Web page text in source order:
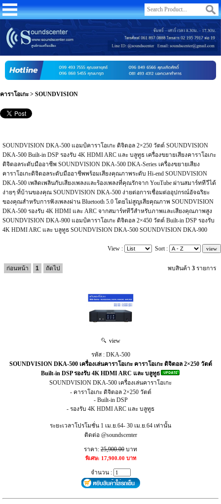
คาราโอเกะ > SOUNDVISION
SOUNDVISION DKA-500 แอมป์คาราโอเกะ ดิจิตอล 2×250 วัตต์ SOUNDVISION
DKA-500 Built-in DSP รองรับ 4K HDMI ARC และ บลูทูธ เครื่องขยายเสียงคาราโอเกะ
ดิจิตอลระดับมืออาชีพ SOUNDVISION DKA-500 DKA-Series เครื่องขยายเสียง
คาราโอเกะดิจิตอลระดับมืออาชีพพร้อมเสียงคุณภาพระดับ Hi-end SOUNDVISION
DKA-500 เพลิดเพลินกับเสียงเพลงและร้องเพลงที่คุณรักจาก YouTube ผ่านสมาร์ททีวีได้
ง่ายๆ ที่บ้านของคุณ SOUNDVISION DKA-500 ง่ายต่อการเชื่อมต่ออุปกรณ์อัจฉริยะ
ของคุณสำหรับการฟังเพลงผ่าน Bluetooth 5.0 โดยไม่สูญเสียคุณภาพ SOUNDVISION
DKA-500 รองรับ 4K HDMI และ ARC จากสมาร์ททีวีสำหรับภาพและเสียงคุณภาพสูง
SOUNDVISION DKA-900 แอมป์คาราโอเกะ ดิจิตอล 2×450 วัตต์ Built-in DSP รองรับ
4K HDMI ARC และ บลูทูธ SOUNDVISION DKA-500 SOUNDVISION DKA-900
View : Sort :
ก่อนหน้า 1 ถัดไป พบสินค้า 3 รายการ
view
รหัส : DKA-500
SOUNDVISION DKA-500 เครื่องเล่นคาราโอเกะ คาราโอเกะ ดิจิตอล 2×250 วัตต์
Built-in DSP รองรับ 4K HDMI ARC และ บลูทูธ
SOUNDVISION DKA-500 เครื่องเล่นคาราโอเกะ
- คาราโอเกะ ดิจิตอล 2×250 วัตต์
- Built-in DSP
- รองรับ 4K HDMI ARC และ บลูทูธ
ระยะเวลาโปรโมชั่น 1 เม.ย.64- 30 เม.ย.64 เท่านั้น
ติดต่อ @soundscenter
ราคา: 25,900.00 บาท
พิเศษ: 17,900.00 บาท
จำนวน :